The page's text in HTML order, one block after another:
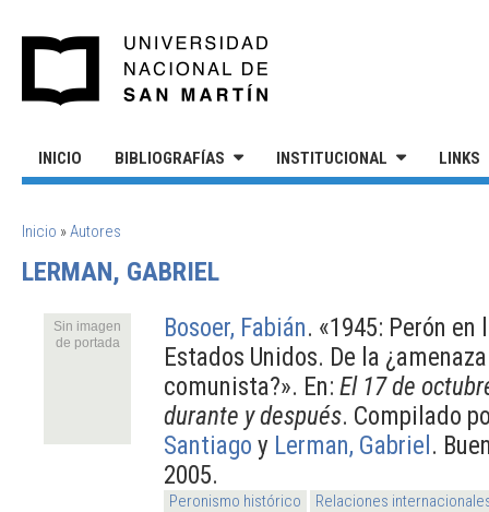
INICIO BIBLIOGRAFÍAS INSTITUCIONAL LINKS
SE ENCUENTRA USTED AQUÍ
Inicio »Autores
LERMAN, GABRIEL
Sin imagen
de portada
Bosoer, Fabián. «1945: Perón
Estados Unidos. De la
comunista?». En: El 17 de
durante y después. Compilado
Santiago y Lerman, Gabriel.
2005.
Peronismo histórico Relaciones